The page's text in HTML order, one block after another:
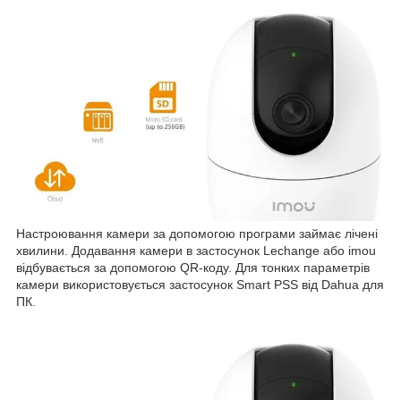
Настроювання камери за допомогою програми займає лічені
хвилини. Додавання камери в застосунок Lechange або imou
відбувається за допомогою QR-коду. Для тонких параметрів
камери використовується застосунок Smart PSS від Dahua для
ПК.